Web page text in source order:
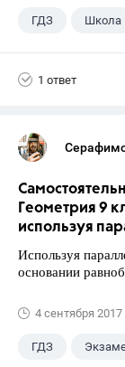
ГДЗ Школа
1 ответ
Геометрия 9
используя
Используя
основании
4 сентября 2017
ГДЗ